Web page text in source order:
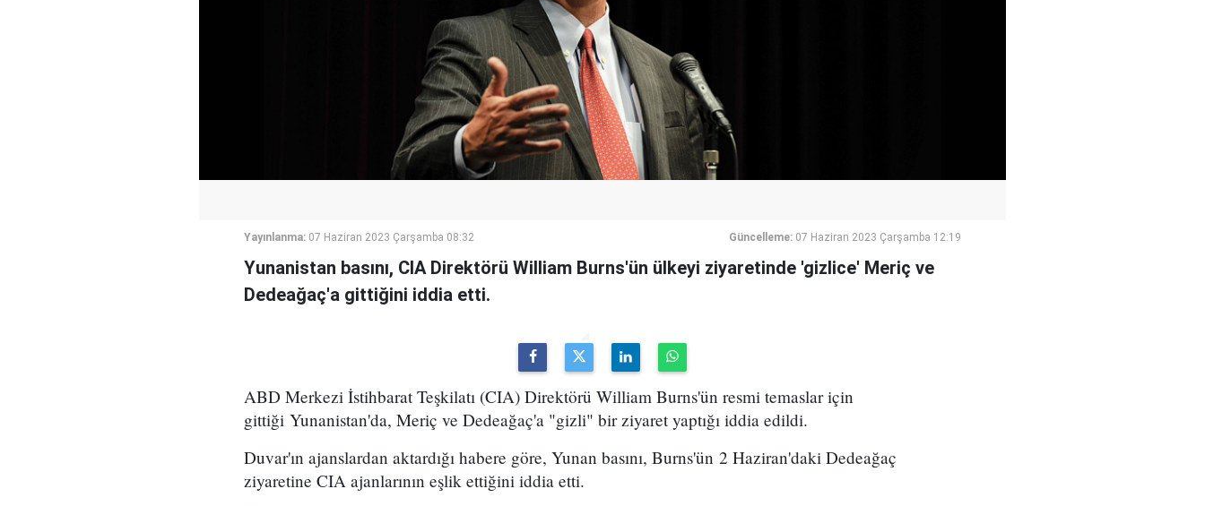
Yayınlanma: 07 Haziran 2023 Çarşamba 08:32 Güncelleme: 07 Haziran 2023 Çarşamba 12:19
Yunanistan basını, CIA Direktörü William Burns'ün ülkeyi ziyaretinde 'gizlice' Meriç ve
Dedeağaç'a gittiğini iddia etti.
ABD Merkezi İstihbarat Teşkilatı (CIA) Direktörü William Burns'ün resmi temaslar için
gittiği Yunanistan'da, Meriç ve Dedeağaç'a "gizli" bir ziyaret yaptığı iddia edildi.
Duvar'ın ajanslardan aktardığı habere göre, Yunan basını, Burns'ün 2 Haziran'daki Dedeağaç
ziyaretine CIA ajanlarının eşlik ettiğini iddia etti.